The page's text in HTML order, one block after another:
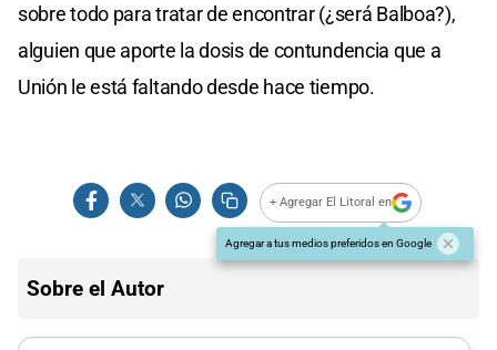
sobre todo para tratar de encontrar (¿será Balboa?),
alguien que aporte la dosis de contundencia que a
Unión le está faltando desde hace tiempo.
+ Agregar El Litoral en
Agregar a tus medios preferidos en Google
Sobre el Autor